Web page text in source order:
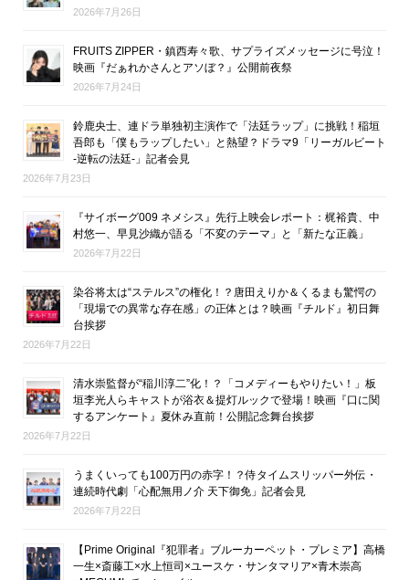
2026年7月26日
FRUITS ZIPPER・鎮西寿々歌、サプライズメッセージに号泣！
映画『だぁれかさんとアソぼ？』公開前夜祭
2026年7月24日
鈴鹿央士、連ドラ単独初主演作で「法廷ラップ」に挑戦！稲垣
吾郎も「僕もラップしたい」と熱望？ドラマ9「リーガルビート
-逆転の法廷-」記者会見
2026年7月23日
『サイボーグ009 ネメシス』先行上映会レポート：梶裕貴、中
村悠一、早見沙織が語る「不変のテーマ」と「新たな正義」
2026年7月22日
染谷将太は“ステルス”の権化！？唐田えりか＆くるまも驚愕の
「現場での異常な存在感」の正体とは？映画『チルド』初日舞
台挨拶
2026年7月22日
清水崇監督が“稲川淳二”化！？「コメディーもやりたい！」板
垣李光人らキャストが浴衣＆提灯ルックで登場！映画『口に関
するアンケート』夏休み直前！公開記念舞台挨拶
2026年7月22日
うまくいっても100万円の赤字！？侍タイムスリッパー外伝・
連続時代劇「心配無用ノ介 天下御免」記者会見
2026年7月22日
【Prime Original『犯罪者』ブルーカーペット・プレミア】高橋
一生×斎藤工×水上恒司×ユースケ・サンタマリア×青木崇高